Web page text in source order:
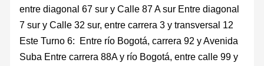
entre diagonal 67 sur y Calle 87 A sur Entre diagonal
7 sur y Calle 32 sur, entre carrera 3 y transversal 12
Este Turno 6: Entre río Bogotá, carrera 92 y Avenida
Suba Entre carrera 88A y río Bogotá, entre calle 99 y